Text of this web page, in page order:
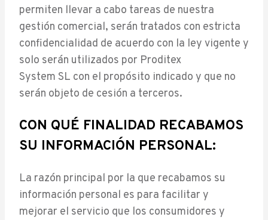
permiten llevar a cabo tareas de nuestra
gestión comercial, serán tratados con estricta
confidencialidad de acuerdo con la ley vigente y
solo serán utilizados por Proditex
System SL con el propósito indicado y que no
serán objeto de cesión a terceros.
CON QUÉ FINALIDAD RECABAMOS
SU INFORMACIÓN PERSONAL:
La razón principal por la que recabamos su
información personal es para facilitar y
mejorar el servicio que los consumidores y